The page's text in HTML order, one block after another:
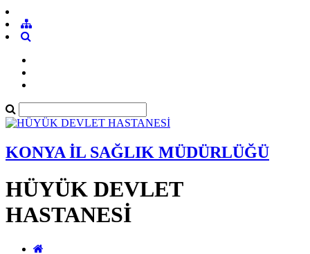
KONYA İL SAĞLIK MÜDÜRLÜĞÜ
HÜYÜK DEVLET
HASTANESİ